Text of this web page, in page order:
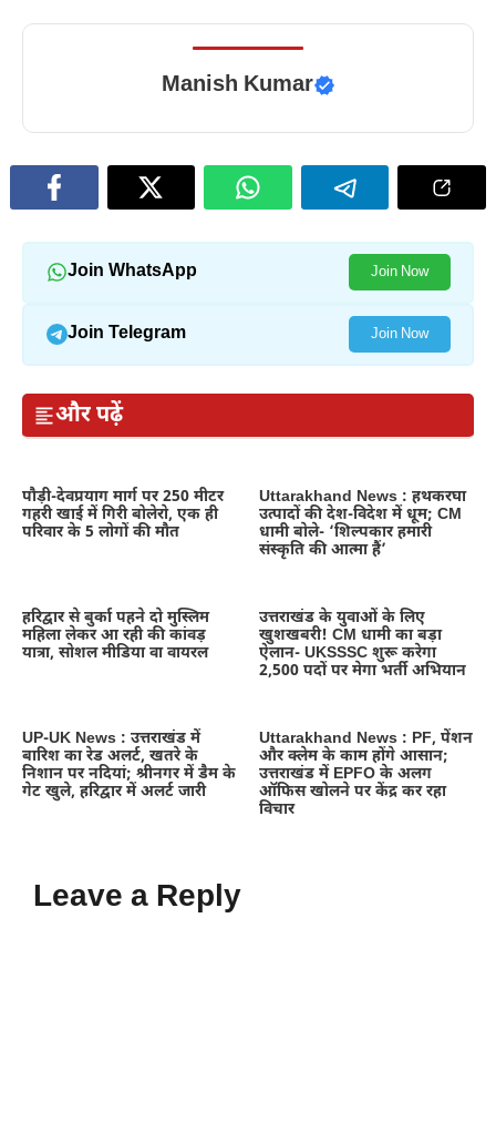
Manish Kumar
Join WhatsApp Join Now
Join Telegram Join Now
और पढ़ें
पौड़ी-देवप्रयाग मार्ग पर 250 मीटर
गहरी खाई में गिरी बोलेरो, एक ही
परिवार के 5 लोगों की मौत
Uttarakhand News : हथकरघा
उत्पादों की देश-विदेश में धूम; CM
धामी बोले- ‘शिल्पकार हमारी
संस्कृति की आत्मा हैं’
हरिद्वार से बुर्का पहने दो मुस्लिम
महिला लेकर आ रही की कांवड़
यात्रा, सोशल मीडिया वा वायरल
उत्तराखंड के युवाओं के लिए
खुशखबरी! CM धामी का बड़ा
ऐलान- UKSSSC शुरू करेगा
2,500 पदों पर मेगा भर्ती अभियान
UP-UK News : उत्तराखंड में
बारिश का रेड अलर्ट, खतरे के
निशान पर नदियां; श्रीनगर में डैम के
गेट खुले, हरिद्वार में अलर्ट जारी
Uttarakhand News : PF, पेंशन
और क्लेम के काम होंगे आसान;
उत्तराखंड में EPFO के अलग
ऑफिस खोलने पर केंद्र कर रहा
विचार
Leave a Reply